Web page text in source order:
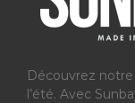
Découvrez
l’été. Avec